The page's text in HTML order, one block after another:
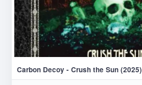
Carbon Decoy - Crush the Sun (2025)